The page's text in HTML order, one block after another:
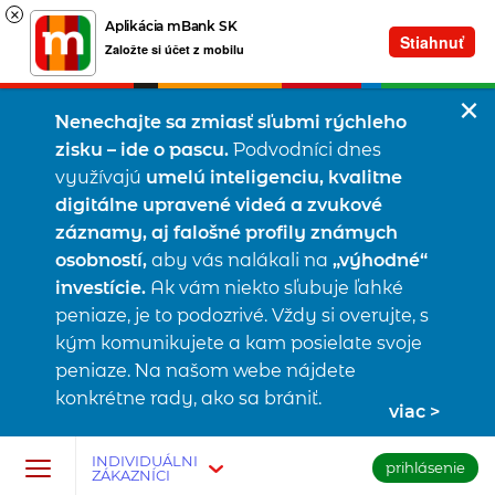
×
Aplikácia mBank SK
Založte si účet z mobilu
Stiahnuť
Nenechajte sa zmiasť sľubmi rýchleho
zisku – ide o pascu. Podvodníci dnes
využívajú umelú inteligenciu, kvalitne
digitálne upravené videá a zvukové
záznamy, aj falošné profily známych
osobností, aby vás nalákali na „výhodné“
investície. Ak vám niekto sľubuje ľahké
peniaze, je to podozrivé. Vždy si overujte, s
kým komunikujete a kam posielate svoje
peniaze. Na našom webe nájdete
konkrétne rady, ako sa brániť.
viac
INDIVIDUÁLNI
ZÁKAZNÍCI
prihlásenie